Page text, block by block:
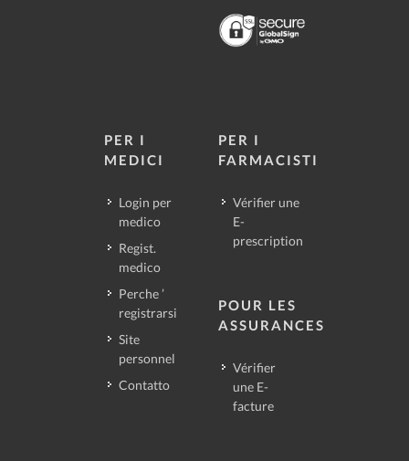
PER I
MEDICI
Login per
medico
Regist.
medico
Perche ’
registrarsi
Site
personnel
Contatto
PER I
FARMACISTI
Vérifier une
E-
prescription
POUR LES
ASSURANCES
Vérifier
une E-
facture